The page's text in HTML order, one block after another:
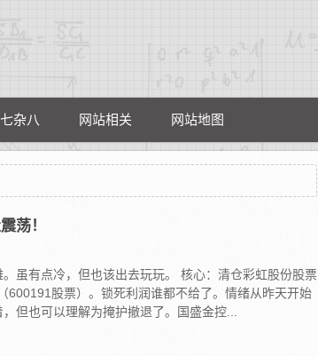
杂八 网站相关 网站地图
荡！
虽有点冷，但也该出去玩玩。 核心：清仓彩虹股份股票
600191股票）。锁死利润谁都不给了。情绪从昨天开始
但也可以理解为掩护撤退了。国盛金控...